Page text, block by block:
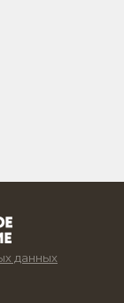
данных